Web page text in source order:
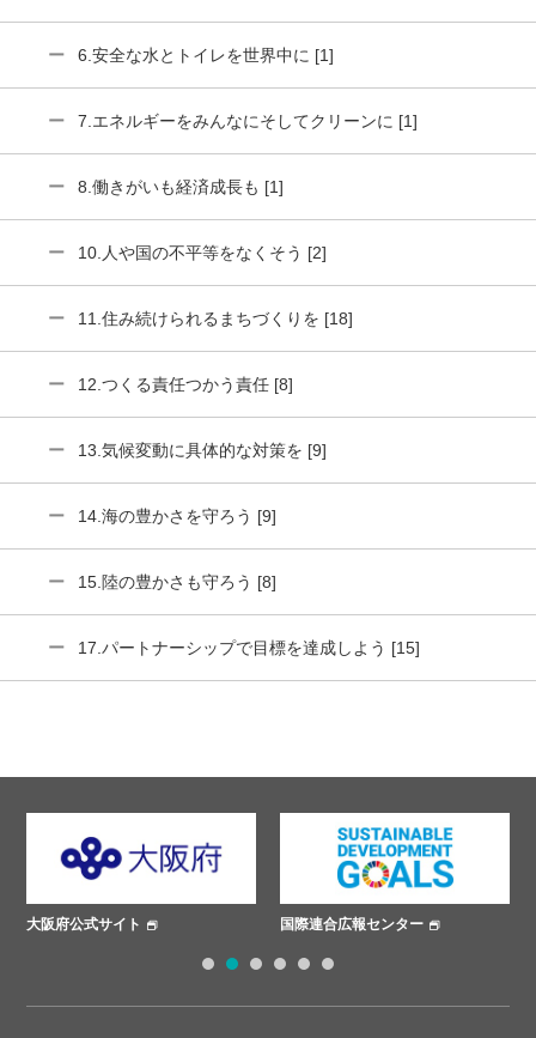
6.安全な水とトイレを世界中に [1]
7.エネルギーをみんなにそしてクリーンに [1]
8.働きがいも経済成長も [1]
10.人や国の不平等をなくそう [2]
11.住み続けられるまちづくりを [18]
12.つくる責任つかう責任 [8]
13.気候変動に具体的な対策を [9]
14.海の豊かさを守ろう [9]
15.陸の豊かさも守ろう [8]
17.パートナーシップで目標を達成しよう [15]
国際連合広報センター ささえあいプロジェクト